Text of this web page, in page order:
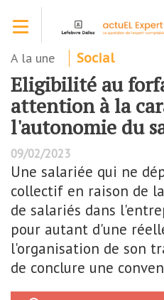
contenu
A la une Social
Eligibilité au
attention à la
l'autonomie du
09/02/2023
Une salariée qui ne
collectif en raison de
de salariés dans
pour autant d'une
l'organisation de son
de conclure une